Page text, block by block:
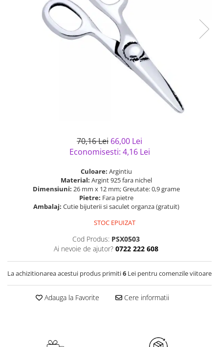
semipretioase
Bijuterii argint placat cu aur
Bijuterii argint cu diverse
Bijuterii de Lux
Bijuterii gotice si rock
70,16 Lei 66,00 Lei
Economisesti: 4,16 Lei
Culoare: Argintiu
Material: Argint 925 fara nichel
Dimensiuni: 26 mm x 12 mm; Greutate: 0,9 grame
Pietre: Fara pietre
Ambalaj: Cutie bijuterii si saculet organza (gratuit)
STOC EPUIZAT
Cod Produs: PSX0503
Ai nevoie de ajutor? 0722 222 608
La achizitionarea acestui produs primiti6 Lei pentru comenzile viitoare
Adauga la Favorite Cere informatii